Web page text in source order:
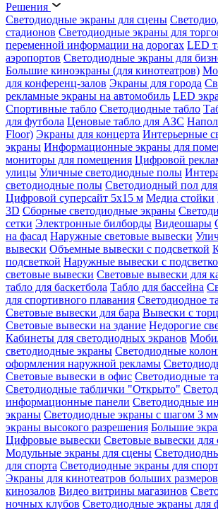
Решения
Светодиодные экраны для сцены
стадионов Светодиодные экраны для
переменной информации на дорогах LED
аэропортов Светодиодные экраны для
Большие киноэкраны (для кинотеатров)
для конференц-залов Экраны для города
рекламные экраны на автомобиль LED
Спортивные табло Светодиодные табло
для футбола Ценовые табло для АЗС
Floor) Экраны для концерта Интерьерные
экраны Информационные экраны для
мониторы для помещения Цифровой
улицы Уличные светодиодные полы
светодиодные полы Светодиодный пол
Цифровой суперсайт 5х15 м Медиа стойки
3D Сборные светодиодные экраны
сетки Электронные билборды Видеошары
на фасад Наружные световые вывески
вывески Объемные вывески с подсветкой
подсветкой Наружные вывески с
световые вывески Световые вывески для
табло для баскетбола Табло для бассейна
для спортивного плавания Светодиодное
Световые вывески для бара Вывески с
Световые вывески на здание Недорогие
Кабинеты для светодиодных экранов
светодиодные экраны Светодиодные
оформления наружной рекламы
Световые вывески в офис Светодиодные
Светодиодные таблички "Открыто"
информационные панели Светодиодные
экраны Светодиодные экраны с шагом 3
экраны высокого разрешения Большие
Цифровые вывески Световые вывески для
Модульные экраны для сцены
для спорта Светодиодные экраны для
Экраны для кинотеатров больших размеров
кинозалов Видео витрины магазинов
ночных клубов Светодиодные экраны для